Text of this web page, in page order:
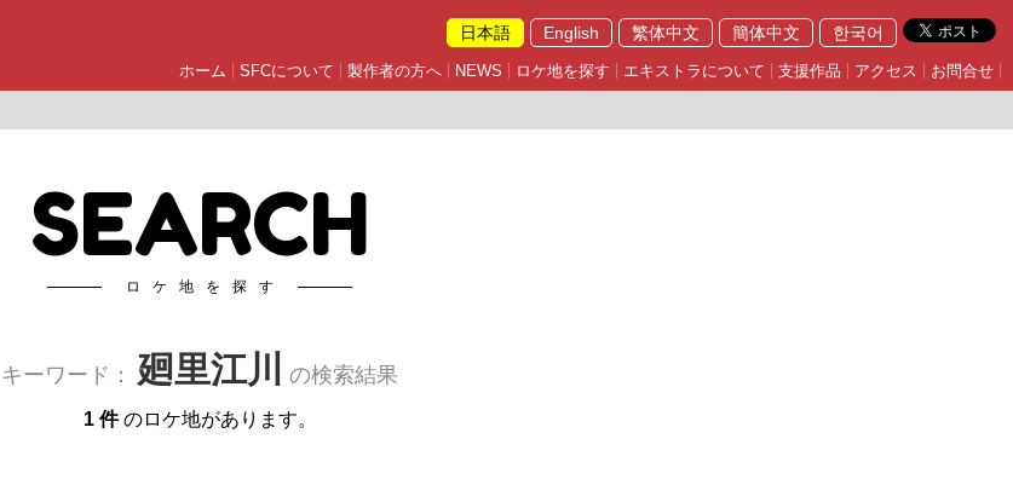
日本語 English 繁体中文 簡体中文 한국어
ホーム SFCについて 製作者の方へ NEWS ロケ地を探す エキストラについて 支援作品 アクセス お問合せ
SEARCH
ロケ地を探す
キーワード： 廻里江川 の検索結果
1 件のロケ地があります。